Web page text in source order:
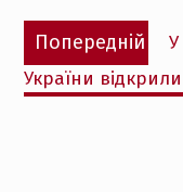
Навігація
записів
Попередній
України